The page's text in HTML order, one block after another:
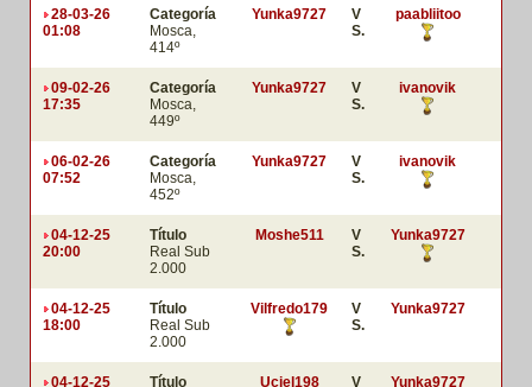
28-03-26
01:08
Categoría
Mosca,
414º
Yunka9727
V
S.
paabliitoo
09-02-26
17:35
Categoría
Mosca,
449º
Yunka9727
V
S.
ivanovik
06-02-26
07:52
Categoría
Mosca,
452º
Yunka9727
V
S.
ivanovik
04-12-25
20:00
Título
Real Sub
2.000
Moshe511
V
S.
Yunka9727
04-12-25
18:00
Título
Real Sub
2.000
Vilfredo179
V
S.
Yunka9727
04-12-25 Título Uciel198 V Yunka9727